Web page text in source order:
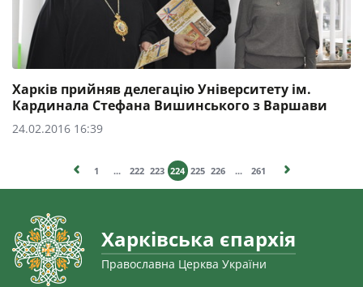
Харків прийняв делегацію Університету ім.
Кардинала Стефана Вишинського з Варшави
24.02.2016 16:39
1 ... 222 223 224 225 226 ... 261
Харківська єпархія
Православна Церква України